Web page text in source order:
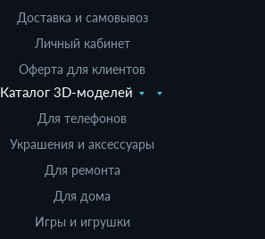
Доставка и самовывоз
Личный кабинет
Оферта для клиентов
Каталог 3D-моделей
Для телефонов
Украшения и аксессуары
Для ремонта
Для дома
Игры и игрушки